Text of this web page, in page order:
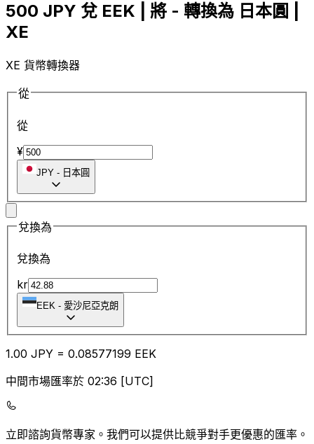
500 JPY 兌 EEK | 將 - 轉換為 日本圓 |
XE
XE 貨幣轉換器
從
從
¥
JPY - 日本圓
兌換為
兌換為
kr
EEK - 愛沙尼亞克朗
1.00 JPY = 0.08577199 EEK
中間市場匯率於 02:36 [UTC]
立即諮詢貨幣專家。 我們可以提供比競爭對手更優惠的匯率。